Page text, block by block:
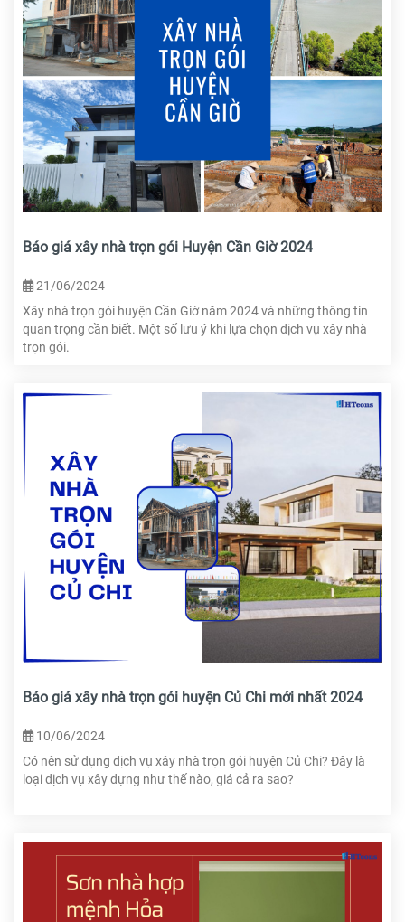
Báo giá xây nhà trọn gói Huyện Cần Giờ 2024
21/06/2024
Xây nhà trọn gói huyện Cần Giờ năm 2024 và những thông tin
quan trọng cần biết. Một số lưu ý khi lựa chọn dịch vụ xây nhà
trọn gói.
Báo giá xây nhà trọn gói huyện Củ Chi mới nhất 2024
10/06/2024
Có nên sử dụng dịch vụ xây nhà trọn gói huyện Củ Chi? Đây là
loại dịch vụ xây dựng như thế nào, giá cả ra sao?